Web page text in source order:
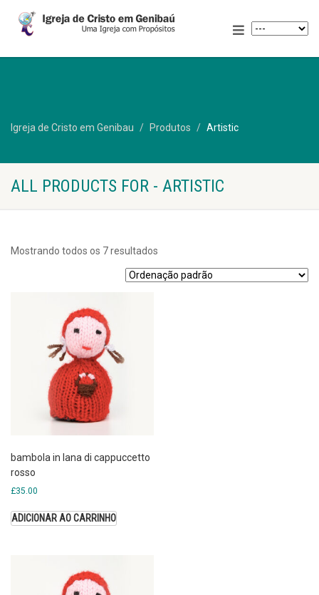
Igreja de Cristo em Genibau Produtos Artistic
ALL PRODUCTS FOR - ARTISTIC
Mostrando todos os 7 resultados
bambola in lana di cappuccetto
rosso
£35.00
ADICIONAR AO CARRINHO